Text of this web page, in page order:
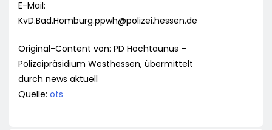
E-Mail:
KvD.Bad.Homburg.ppwh@polizei.hessen.de
Original-Content von: PD Hochtaunus –
Polizeipräsidium Westhessen, übermittelt
durch news aktuell
Quelle: ots